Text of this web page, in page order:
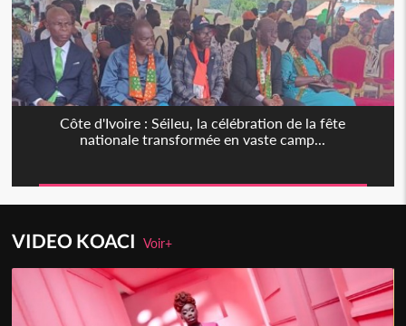
Côte d'Ivoire : Séileu, la célébration de la fête
nationale transformée en vaste camp...
VIDEO KOACIVoir+